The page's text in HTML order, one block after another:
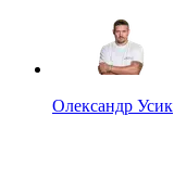
Олександр Усик